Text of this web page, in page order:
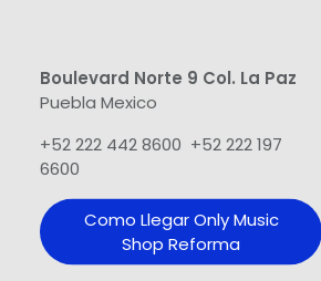
Boulevard Norte 9 Col. La Paz
Puebla Mexico
+52 222 442 8600 +52 222 197
6600
Como Llegar Only Music
Shop​ Reforma